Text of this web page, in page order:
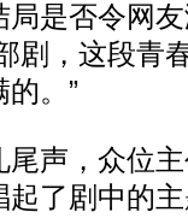
局是否令网
剧，这段青
。”
，众位主
起了剧中的